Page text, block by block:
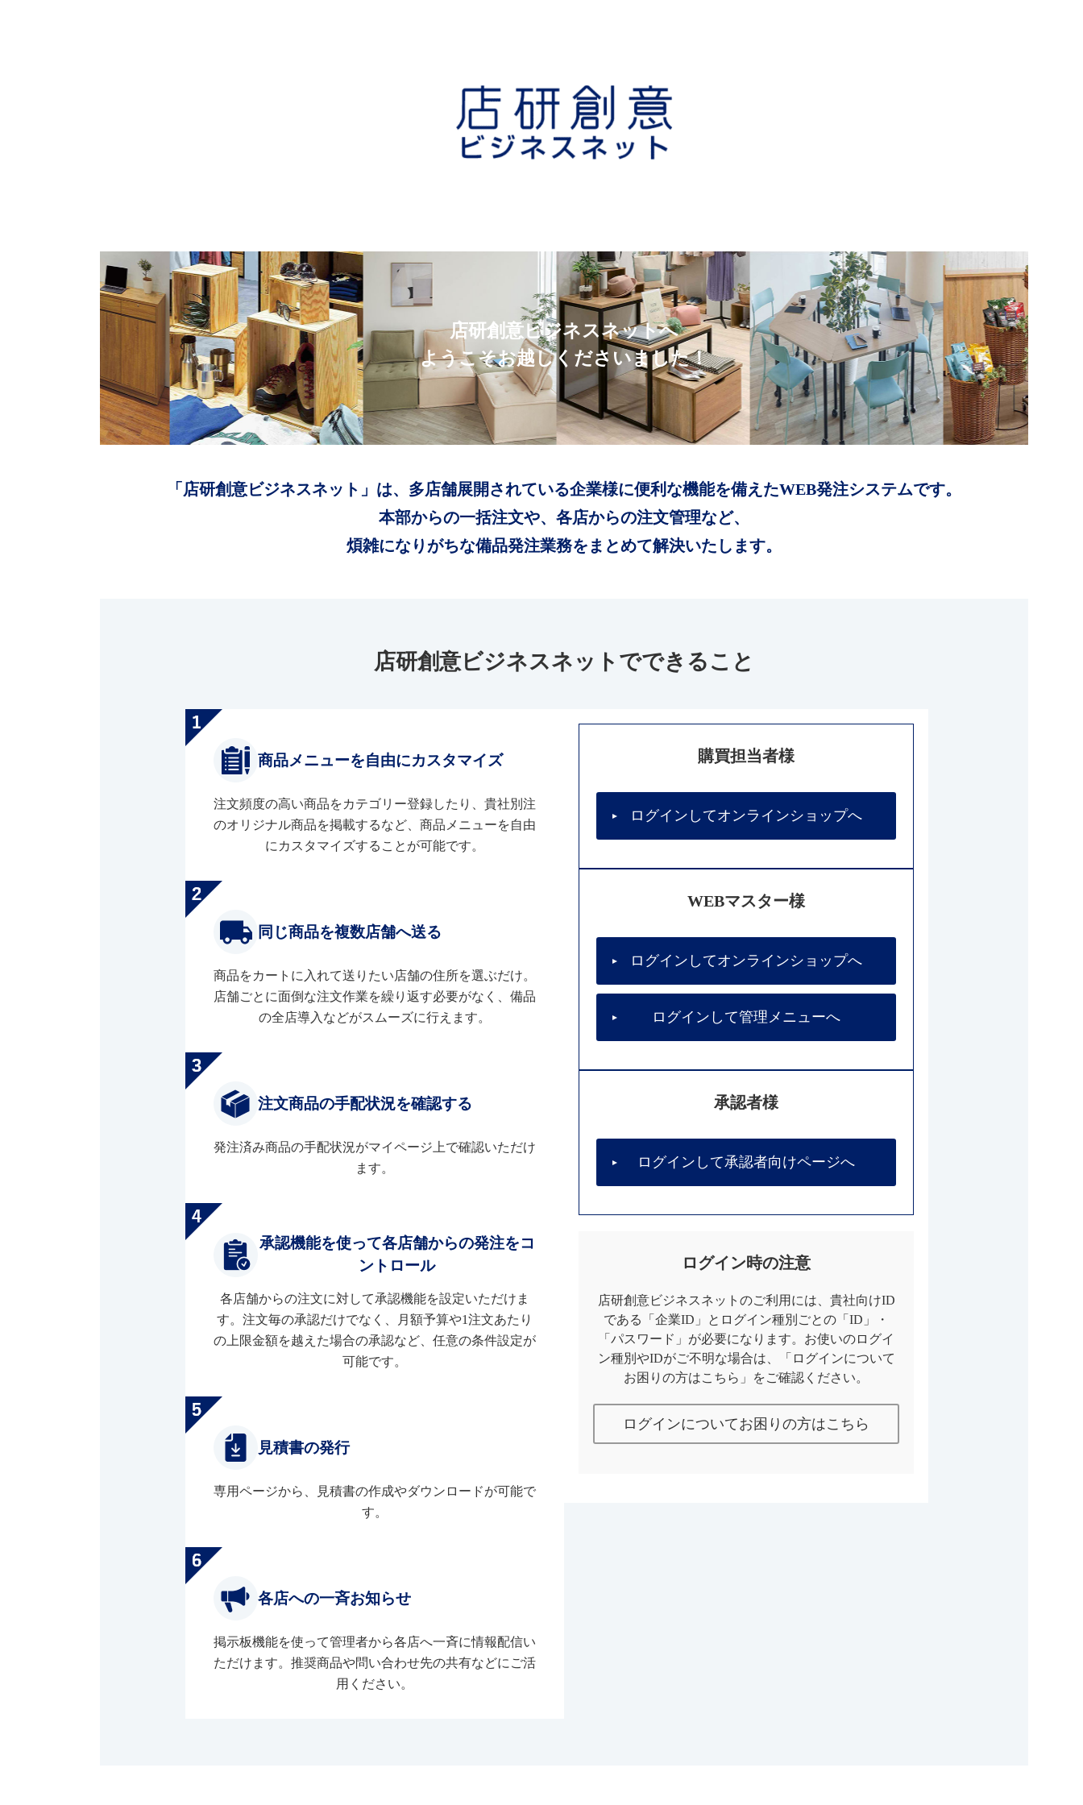
店研創意ビジネスネットへ
ようこそお越しくださいました！
「店研創意ビジネスネット」は、多店舗展開されている企業様に便利な機能を備えたWEB発注システムです。
本部からの一括注文や、各店からの注文管理など、
煩雑になりがちな備品発注業務をまとめて解決いたします。
店研創意ビジネスネットでできること
商品メニューを自由にカスタマイズ
注文頻度の高い商品をカテゴリー登録したり、貴社別注
のオリジナル商品を掲載するなど、商品メニューを自由
にカスタマイズすることが可能です。
同じ商品を複数店舗へ送る
商品をカートに入れて送りたい店舗の住所を選ぶだけ。
店舗ごとに面倒な注文作業を繰り返す必要がなく、備品
の全店導入などがスムーズに行えます。
注文商品の手配状況を確認する
発注済み商品の手配状況がマイページ上で確認いただけ
ます。
承認機能を使って各店舗からの発注をコ
ントロール
各店舗からの注文に対して承認機能を設定いただけま
す。注文毎の承認だけでなく、月額予算や1注文あたり
の上限金額を越えた場合の承認など、任意の条件設定が
可能です。
見積書の発行
専用ページから、見積書の作成やダウンロードが可能で
す。
各店への一斉お知らせ
掲示板機能を使って管理者から各店へ一斉に情報配信い
ただけます。推奨商品や問い合わせ先の共有などにご活
用ください。
購買担当者様
ログインしてオンラインショップへ
WEBマスター様
ログインしてオンラインショップへ
ログインして管理メニューへ
承認者様
ログインして承認者向けページへ
ログイン時の注意
店研創意ビジネスネットのご利用には、貴社向けID
である「企業ID」とログイン種別ごとの「ID」・
「パスワード」が必要になります。お使いのログイ
ン種別やIDがご不明な場合は、「ログインについて
お困りの方はこちら」をご確認ください。
ログインについてお困りの方はこちら